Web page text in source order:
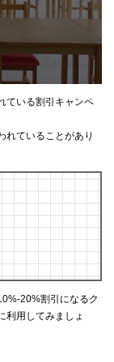
ている割引キャンペ
れていることがあり
20%割引になるク
利用してみましょ